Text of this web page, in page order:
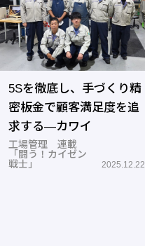
5Sを徹底し、手づくり精
密板金で顧客満足度を追
求する―カワイ
工場管理 連載
「闘う！カイゼン
戦士」
2025.12.22